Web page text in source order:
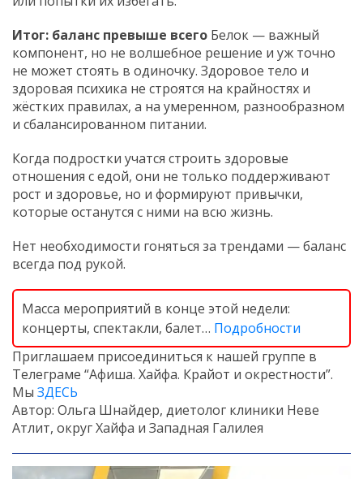
Итог: баланс превыше всего Белок — важный
компонент, но не волшебное решение и уж точно
не может стоять в одиночку. Здоровое тело и
здоровая психика не строятся на крайностях и
жёстких правилах, а на умеренном, разнообразном
и сбалансированном питании.
Когда подростки учатся строить здоровые
отношения с едой, они не только поддерживают
рост и здоровье, но и формируют привычки,
которые останутся с ними на всю жизнь.
Нет необходимости гоняться за трендами — баланс
всегда под рукой.
Масса мероприятий в конце этой недели:
концерты, спектакли, балет… Подробности
Приглашаем присоединиться к нашей группе в
Телеграме “Афиша. Хайфа. Крайот и окрестности”.
Мы ЗДЕСЬ
Автор: Ольга Шнайдер, диетолог клиники Неве
Атлит, округ Хайфа и Западная Галилея